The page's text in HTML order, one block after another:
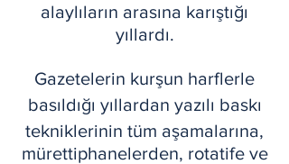
alaylıların arasına karıştığı
yıllardı.
Gazetelerin kurşun harflerle
basıldığı yıllardan yazılı baskı
tekniklerinin tüm aşamalarına,
mürettiphanelerden, rotatife ve